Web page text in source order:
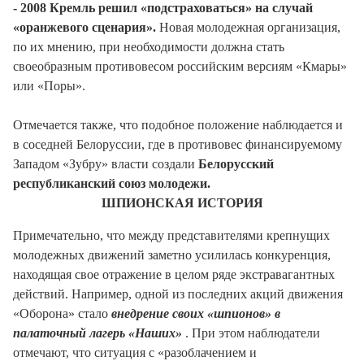
- 2008 Кремль решил «подстраховаться» на случай
«оранжевого сценария». Новая молодежная организация,
по их мнению, при необходимости должна стать
своеобразным противовесом российским версиям «Кмары»
или «Поры».
Отмечается также, что подобное положение наблюдается и
в соседней Белоруссии, где в противовес финансируемому
Западом «Зубру» власти создали Белорусский
республиканский союз молодежи.
ШПИОНСКАЯ ИСТОРИЯ
Примечательно, что между представителями крепнущих
молодежных движений заметно усилилась конкуренция,
находящая свое отражение в целом ряде экстравагантных
действий. Например, одной из последних акций движения
«Оборона» стало внедрение своих «шпионов» в
палаточный лагерь «Наших» . При этом наблюдатели
отмечают, что ситуация с «разоблачением и